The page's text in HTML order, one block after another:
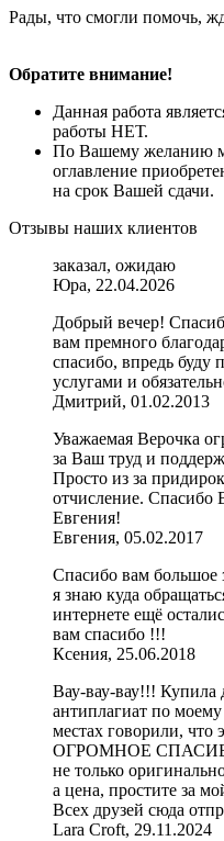
Рады, что смогли помочь,
Обратите внимание!
Данная работа
работы НЕТ.
По Вашему желанию
оглавление
на срок Вашей сдачи.
Отзывы наших клиентов
заказал, ожидаю
Юра, 22.04.2026
Добрый вечер!
вам премного
спасибо, впредь буду
услугами и
Дмитрий, 01.02.2013
Уважаемая Верочка
за Ваш труд и
Просто из за
отчисление. Спасибо
Евгения!
Евгения, 05.02.2017
Спасибо вам большое
я знаю куда
интернете ещё
вам спасибо !!!
Ксения, 25.06.2018
Вау-вау-вау!!!
антиплагиат по
местах говорили, что
ОГРОМНОЕ
не только
а цена, простите за
Всех друзей сюда
Lara Croft, 29.11.2024